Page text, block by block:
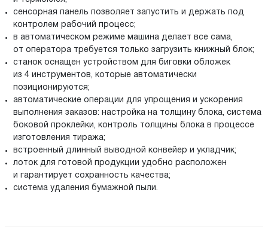
сенсорная панель позволяет запустить и держать под
контролем рабочий процесс;
в автоматическом режиме машина делает все сама,
от оператора требуется только загрузить книжный блок;
станок оснащен устройством для биговки обложек
из 4 инструментов, которые автоматически
позиционируются;
автоматические операции для упрощения и ускорения
выполнения заказов: настройка на толщину блока, система
боковой проклейки, контроль толщины блока в процессе
изготовления тиража;
встроенный длинный выводной конвейер и укладчик;
лоток для готовой продукции удобно расположен
и гарантирует сохранность качества;
система удаления бумажной пыли.